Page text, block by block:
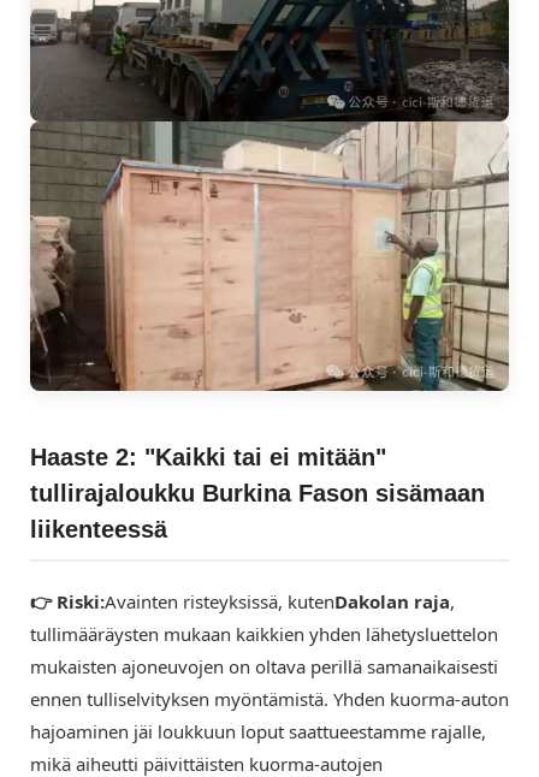
Haaste 2: "Kaikki tai ei mitään"
tullirajaloukku Burkina Fason sisämaan
liikenteessä
👉 Riski:Avainten risteyksissä, kutenDakolan raja,
tullimääräysten mukaan kaikkien yhden lähetysluettelon
mukaisten ajoneuvojen on oltava perillä samanaikaisesti
ennen tulliselvityksen myöntämistä. Yhden kuorma-auton
hajoaminen jäi loukkuun loput saattueestamme rajalle,
mikä aiheutti päivittäisten kuorma-autojen